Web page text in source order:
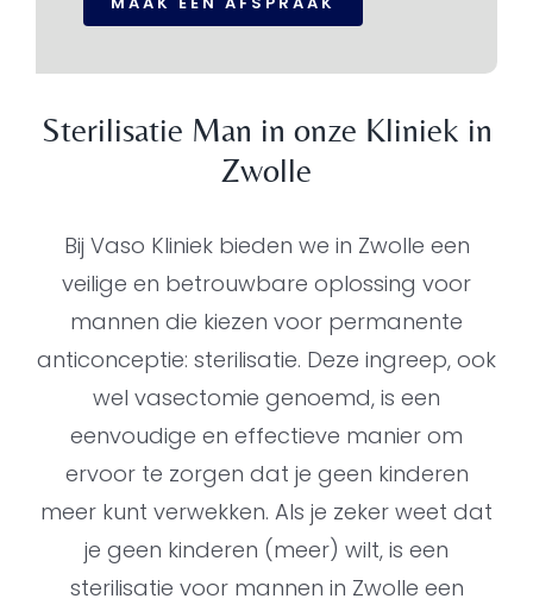
Sterilisatie Man in onze Kliniek in
Zwolle
Bij Vaso Kliniek bieden we in Zwolle een
veilige en betrouwbare oplossing voor
mannen die kiezen voor permanente
anticonceptie: sterilisatie. Deze ingreep, ook
wel vasectomie genoemd, is een
eenvoudige en effectieve manier om
ervoor te zorgen dat je geen kinderen
meer kunt verwekken. Als je zeker weet dat
je geen kinderen (meer) wilt, is een
sterilisatie voor mannen in Zwolle een